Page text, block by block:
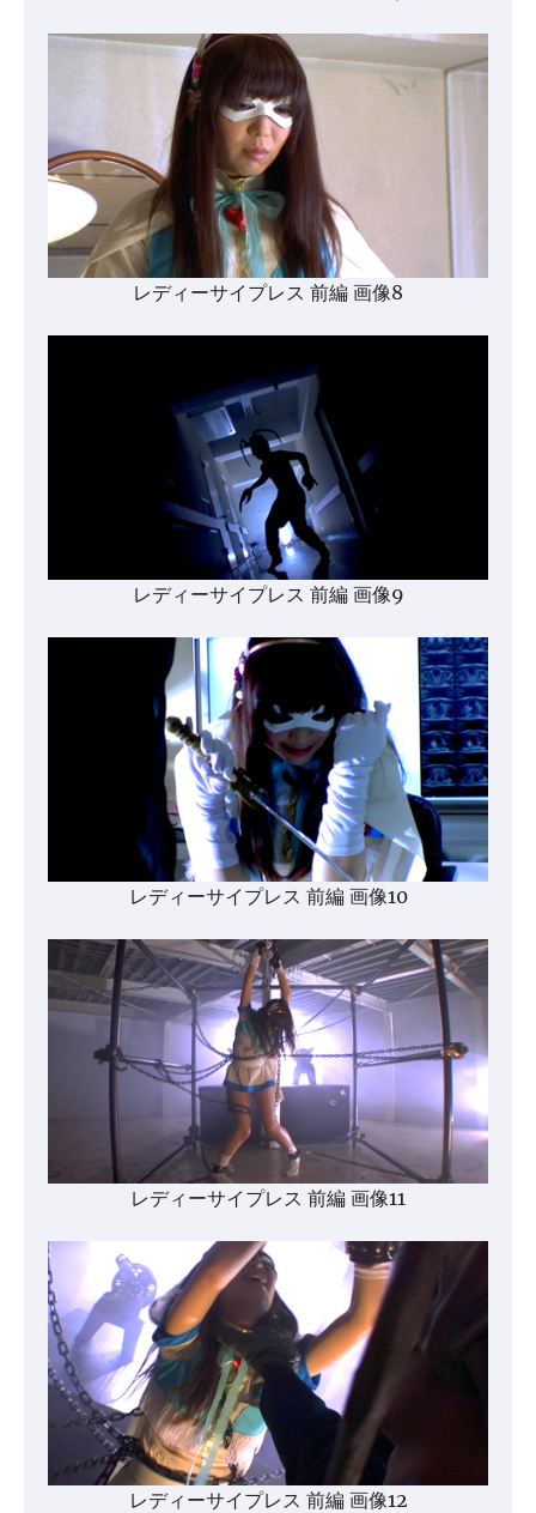
レディーサイプレス 前編 画像8
レディーサイプレス 前編 画像9
レディーサイプレス 前編 画像10
レディーサイプレス 前編 画像11
レディーサイプレス 前編 画像12